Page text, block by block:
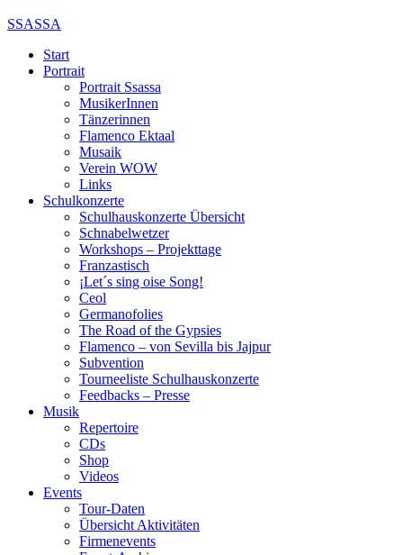
SSASSA
Start
Portrait
Portrait Ssassa
MusikerInnen
Tänzerinnen
Flamenco Ektaal
Musaik
Verein WOW
Links
Schulkonzerte
Schulhauskonzerte Übersicht
Schnabelwetzer
Workshops – Projekttage
Franzastisch
¡Let´s sing oise Song!
Ceol
Germanofolies
The Road of the Gypsies
Flamenco – von Sevilla bis Jajpur
Subvention
Tourneeliste Schulhauskonzerte
Feedbacks – Presse
Musik
Repertoire
CDs
Shop
Videos
Events
Tour-Daten
Übersicht Aktivitäten
Firmenevents